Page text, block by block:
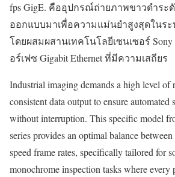
fps GigE. คืออุปกรณ์ถ่ายภาพขาวดำร
ออกแบบมาเพื่อความแม่นยำสูงสุดในระบ
โดยผสมผสานเทคโนโลยีเซนเซอร์ Sony
อร์เฟซ Gigabit Ethernet ที่มีความเสถียร
Industrial imaging demands a high level of
consistent data output to ensure automated
without interruption. This specific model
series provides an optimal balance
speed frame rates, specifically tailored for
monochrome inspection tasks where every